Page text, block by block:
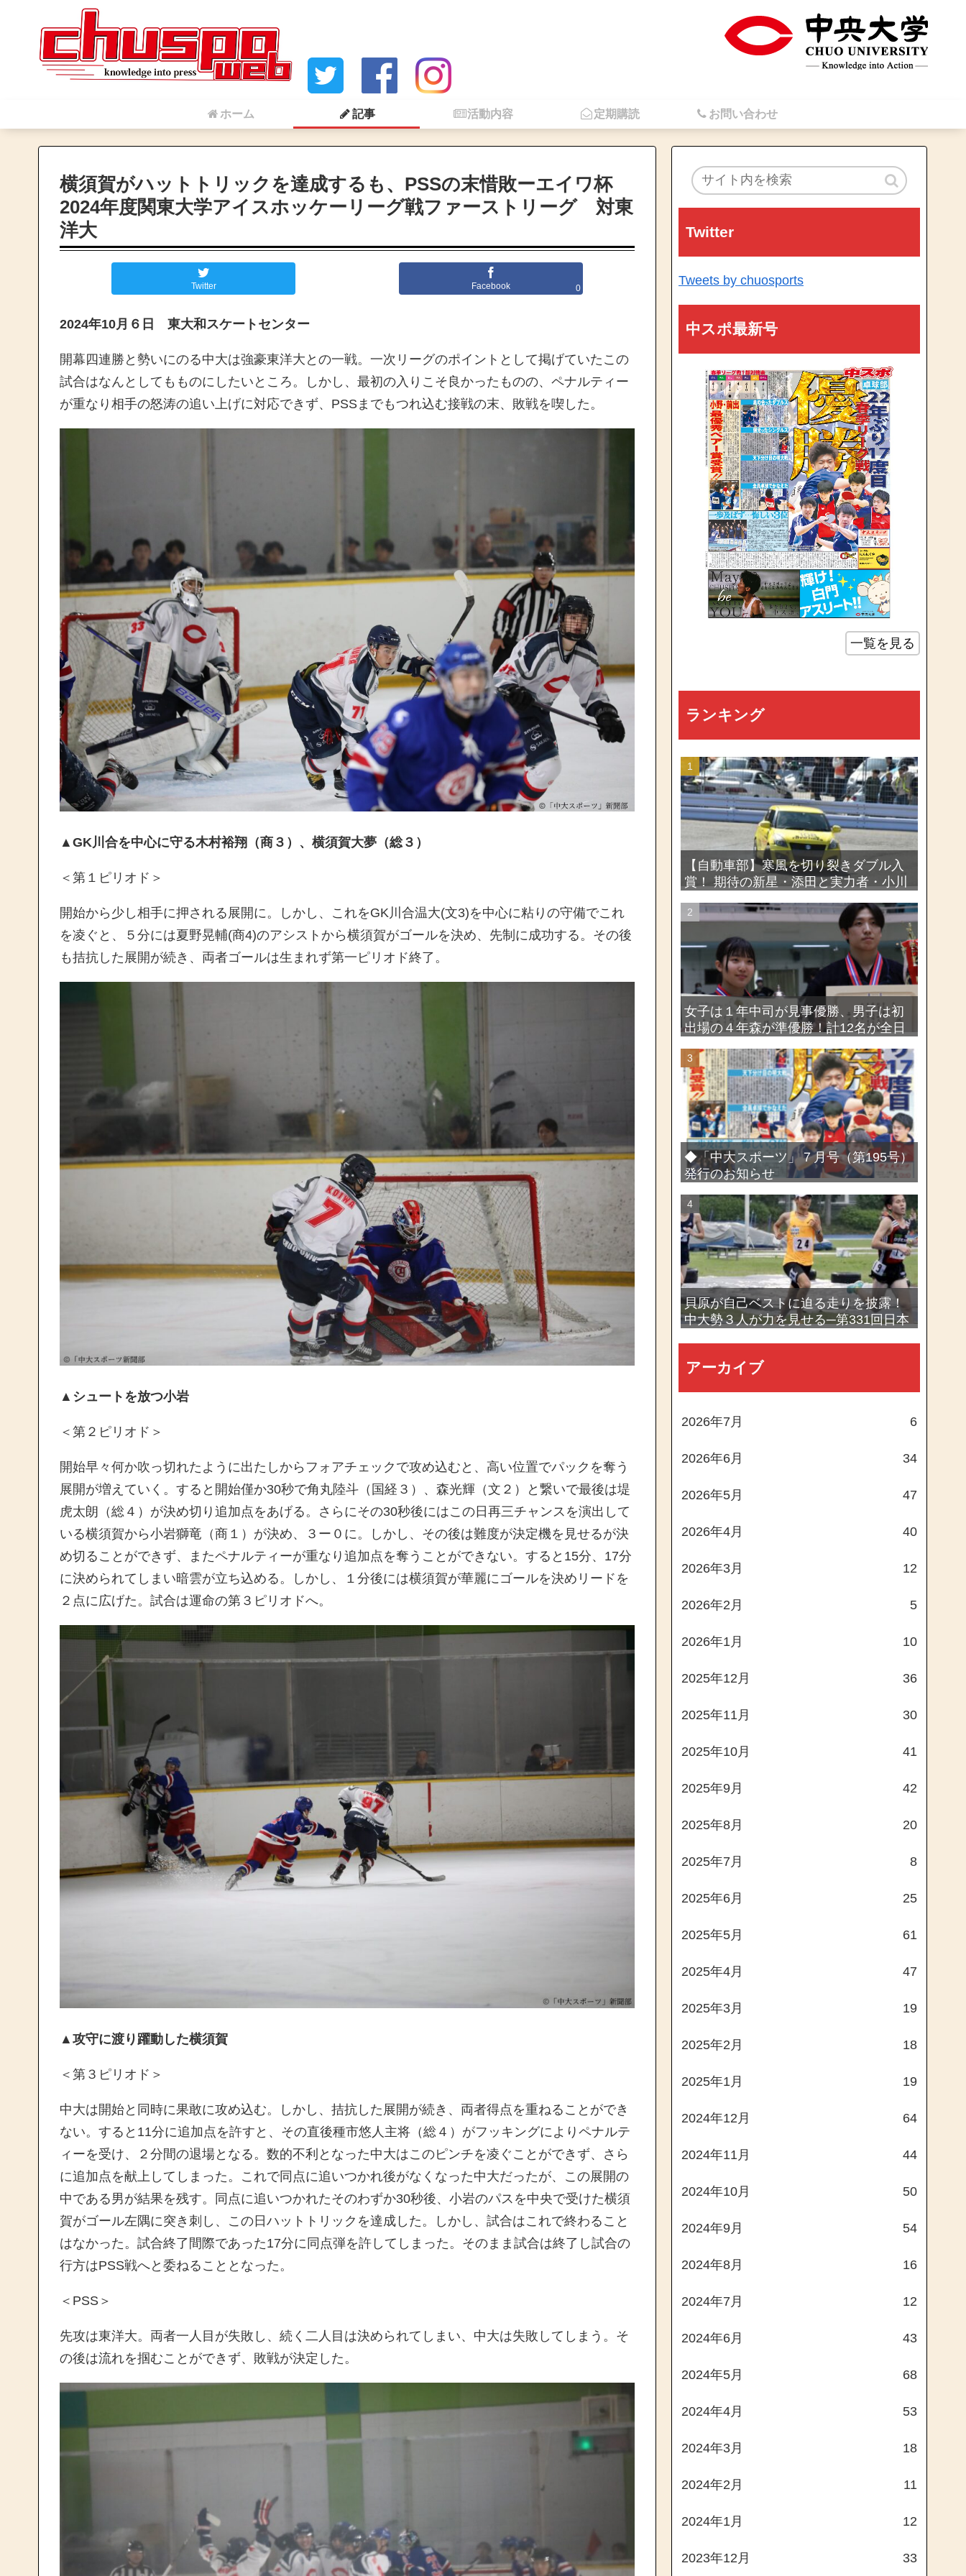
ホーム 記事 活動内容 定期購読 お問い合わせ
横須賀がハットトリックを達成するも、PSSの末惜敗ーエイワ杯
2024年度関東大学アイスホッケーリーグ戦ファーストリーグ 対東
洋大
Twitter Facebook 0
2024年10月６日 東大和スケートセンター
開幕四連勝と勢いにのる中大は強豪東洋大との一戦。一次リーグのポイントとして掲げていたこの
試合はなんとしてもものにしたいところ。しかし、最初の入りこそ良かったものの、ペナルティー
が重なり相手の怒涛の追い上げに対応できず、PSSまでもつれ込む接戦の末、敗戦を喫した。
▲GK川合を中心に守る木村裕翔（商３）、横須賀大夢（総３）
＜第１ピリオド＞
開始から少し相手に押される展開に。しかし、これをGK川合温大(文3)を中心に粘りの守備でこれ
を凌ぐと、５分には夏野晃輔(商4)のアシストから横須賀がゴールを決め、先制に成功する。その後
も拮抗した展開が続き、両者ゴールは生まれず第一ピリオド終了。
▲シュートを放つ小岩
＜第２ピリオド＞
開始早々何か吹っ切れたように出たしからフォアチェックで攻め込むと、高い位置でパックを奪う
展開が増えていく。すると開始僅か30秒で角丸陸斗（国経３）、森光輝（文２）と繋いで最後は堤
虎太朗（総４）が決め切り追加点をあげる。さらにその30秒後にはこの日再三チャンスを演出して
いる横須賀から小岩獅竜（商１）が決め、３ー０に。しかし、その後は難度が決定機を見せるが決
め切ることができず、またペナルティーが重なり追加点を奪うことができない。すると15分、17分
に決められてしまい暗雲が立ち込める。しかし、１分後には横須賀が華麗にゴールを決めリードを
２点に広げた。試合は運命の第３ピリオドへ。
▲攻守に渡り躍動した横須賀
＜第３ピリオド＞
中大は開始と同時に果敢に攻め込む。しかし、拮抗した展開が続き、両者得点を重ねることができ
ない。すると11分に追加点を許すと、その直後種市悠人主将（総４）がフッキングによりペナルテ
ィーを受け、２分間の退場となる。数的不利となった中大はこのピンチを凌ぐことができず、さら
に追加点を献上してしまった。これで同点に追いつかれ後がなくなった中大だったが、この展開の
中である男が結果を残す。同点に追いつかれたそのわずか30秒後、小岩のパスを中央で受けた横須
賀がゴール左隅に突き刺し、この日ハットトリックを達成した。しかし、試合はこれで終わること
はなかった。試合終了間際であった17分に同点弾を許してしまった。そのまま試合は終了し試合の
行方はPSS戦へと委ねることとなった。
＜PSS＞
先攻は東洋大。両者一人目が失敗し、続く二人目は決められてしまい、中大は失敗してしまう。そ
の後は流れを掴むことができず、敗戦が決定した。
Twitter
Tweets by chuosports
中スポ最新号
一覧を見る
ランキング
【自動車部】寒風を切り裂きダブル入
賞！ 期待の新星・添田と実力者・小川
大会2026
女子は１年中司が見事優勝、男子は初
出場の４年森が準優勝！計12名が全日
剣道選手権大会・第72回関東学生剣道
選手権大会
◆「中大スポーツ」７月号（第195号）
発行のお知らせ
貝原が自己ベストに迫る走りを披露！
中大勢３人が力を見せる─第331回日本
アーカイブ
2026年7月 6
2026年6月 34
2026年5月 47
2026年4月 40
2026年3月 12
2026年2月 5
2026年1月 10
2025年12月 36
2025年11月 30
2025年10月 41
2025年9月 42
2025年8月 20
2025年7月 8
2025年6月 25
2025年5月 61
2025年4月 47
2025年3月 19
2025年2月 18
2025年1月 19
2024年12月 64
2024年11月 44
2024年10月 50
2024年9月 54
2024年8月 16
2024年7月 12
2024年6月 43
2024年5月 68
2024年4月 53
2024年3月 18
2024年2月 11
2024年1月 12
2023年12月 33